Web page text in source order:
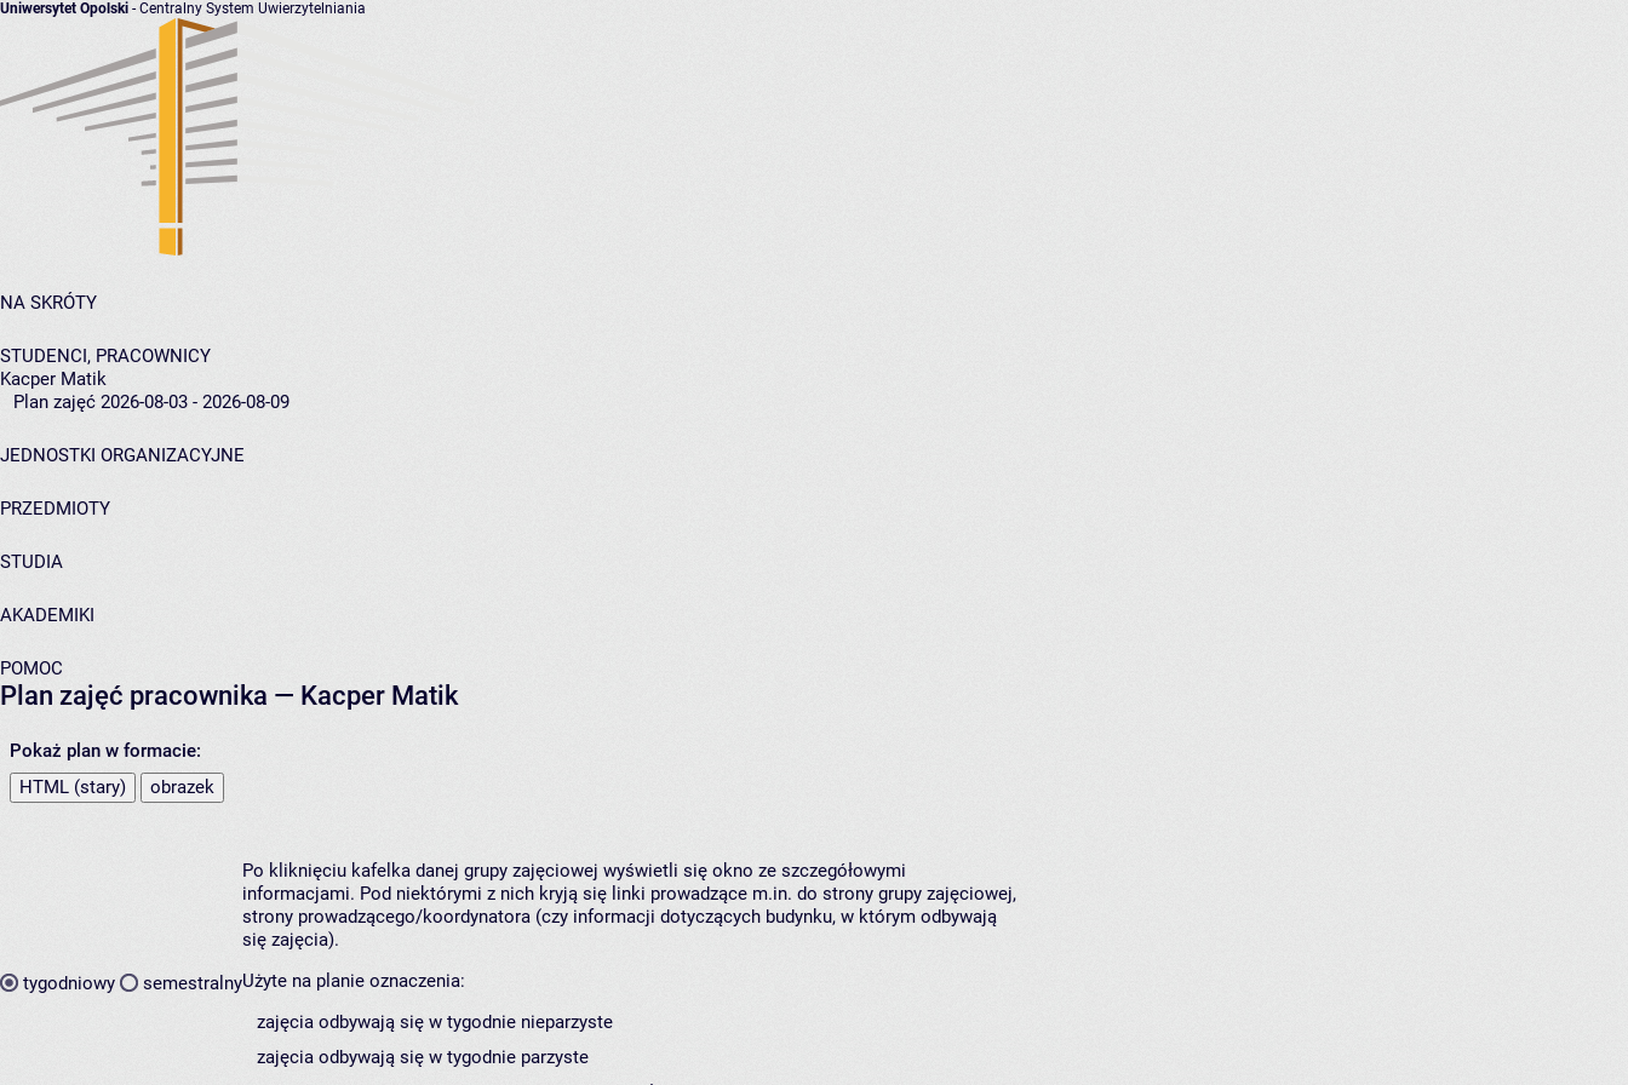
Uniwersytet Opolski - Centralny System Uwierzytelniania
NA SKRÓTY
STUDENCI, PRACOWNICY
Kacper Matik
Plan zajęć 2026-08-03 - 2026-08-09
JEDNOSTKI ORGANIZACYJNE
PRZEDMIOTY
STUDIA
AKADEMIKI
POMOC
Plan zajęć pracownika — Kacper Matik
Pokaż plan w formacie:
HTML (stary)
obrazek
tygodniowy semestralny
Po kliknięciu kafelka danej grupy zajęciowej wyświetli się okno ze szczegółowymi
informacjami. Pod niektórymi z nich kryją się linki prowadzące m.in. do strony grupy zajęciowej,
strony prowadzącego/koordynatora (czy informacji dotyczących budynku, w którym odbywają
się zajęcia).
Użyte na planie oznaczenia:
zajęcia odbywają się w tygodnie nieparzyste
zajęcia odbywają się w tygodnie parzyste